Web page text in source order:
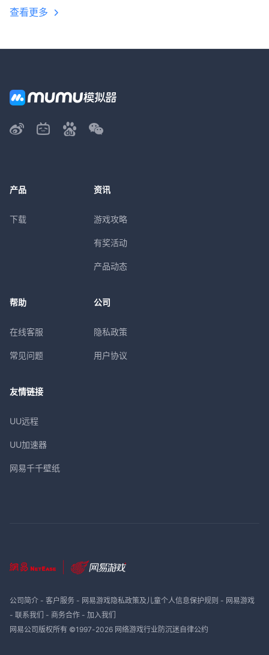
查看更多
产品
下载
资讯
游戏攻略
有奖活动
产品动态
帮助
在线客服
常见问题
公司
隐私政策
用户协议
友情链接
UU远程
UU加速器
网易千千壁纸
公司简介- 客户服务- 网易游戏隐私政策及儿童个人信息保护规则 - 网易游戏
- 联系我们 - 商务合作- 加入我们
网易公司版权所有 ©1997-2026 网络游戏行业防沉迷自律公约